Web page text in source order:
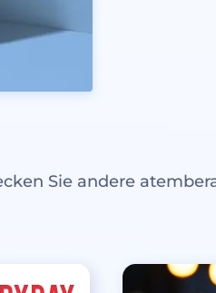
Sie andere